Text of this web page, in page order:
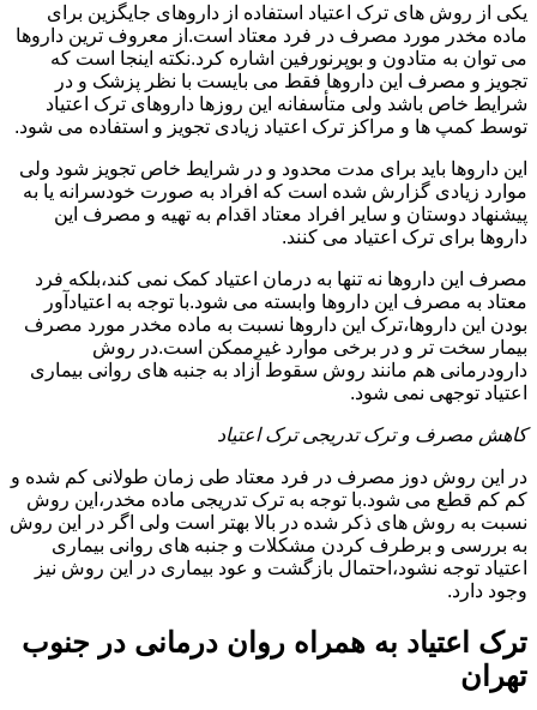
یکی از روش های ترک اعتیاد استفاده از داروهای جایگزین برای
ماده مخدر مورد مصرف در فرد معتاد است.از معروف ترین داروها
می توان به متادون و بوپرنورفین اشاره کرد.نکته اینجا است که
تجویز و مصرف این داروها فقط می بایست با نظر پزشک و در
شرایط خاص باشد ولی متأسفانه این روزها داروهای ترک اعتیاد
توسط کمپ ها و مراکز ترک اعتیاد زیادی تجویز و استفاده می شود.
این داروها باید برای مدت محدود و در شرایط خاص تجویز شود ولی
موارد زیادی گزارش شده است که افراد به صورت خودسرانه یا به
پیشنهاد دوستان و سایر افراد معتاد اقدام به تهیه و مصرف این
داروها برای ترک اعتیاد می کنند.
مصرف این داروها نه تنها به درمان اعتیاد کمک نمی کند،بلکه فرد
معتاد به مصرف این داروها وابسته می شود.با توجه به اعتیادآور
بودن این داروها،ترک این داروها نسبت به ماده مخدر مورد مصرف
بیمار سخت تر و در برخی موارد غیرممکن است.در روش
دارودرمانی هم مانند روش سقوط آزاد به جنبه های روانی بیماری
اعتیاد توجهی نمی شود.
کاهش مصرف و ترک تدریجی ترک اعتیاد
در این روش دوز مصرف در فرد معتاد طی زمان طولانی کم شده و
کم کم قطع می شود.با توجه به ترک تدریجی ماده مخدر،این روش
نسبت به روش های ذکر شده در بالا بهتر است ولی اگر در این روش
به بررسی و برطرف کردن مشکلات و جنبه های روانی بیماری
اعتیاد توجه نشود،احتمال بازگشت و عود بیماری در این روش نیز
وجود دارد.
ترک اعتیاد به همراه روان درمانی در جنوب
تهران